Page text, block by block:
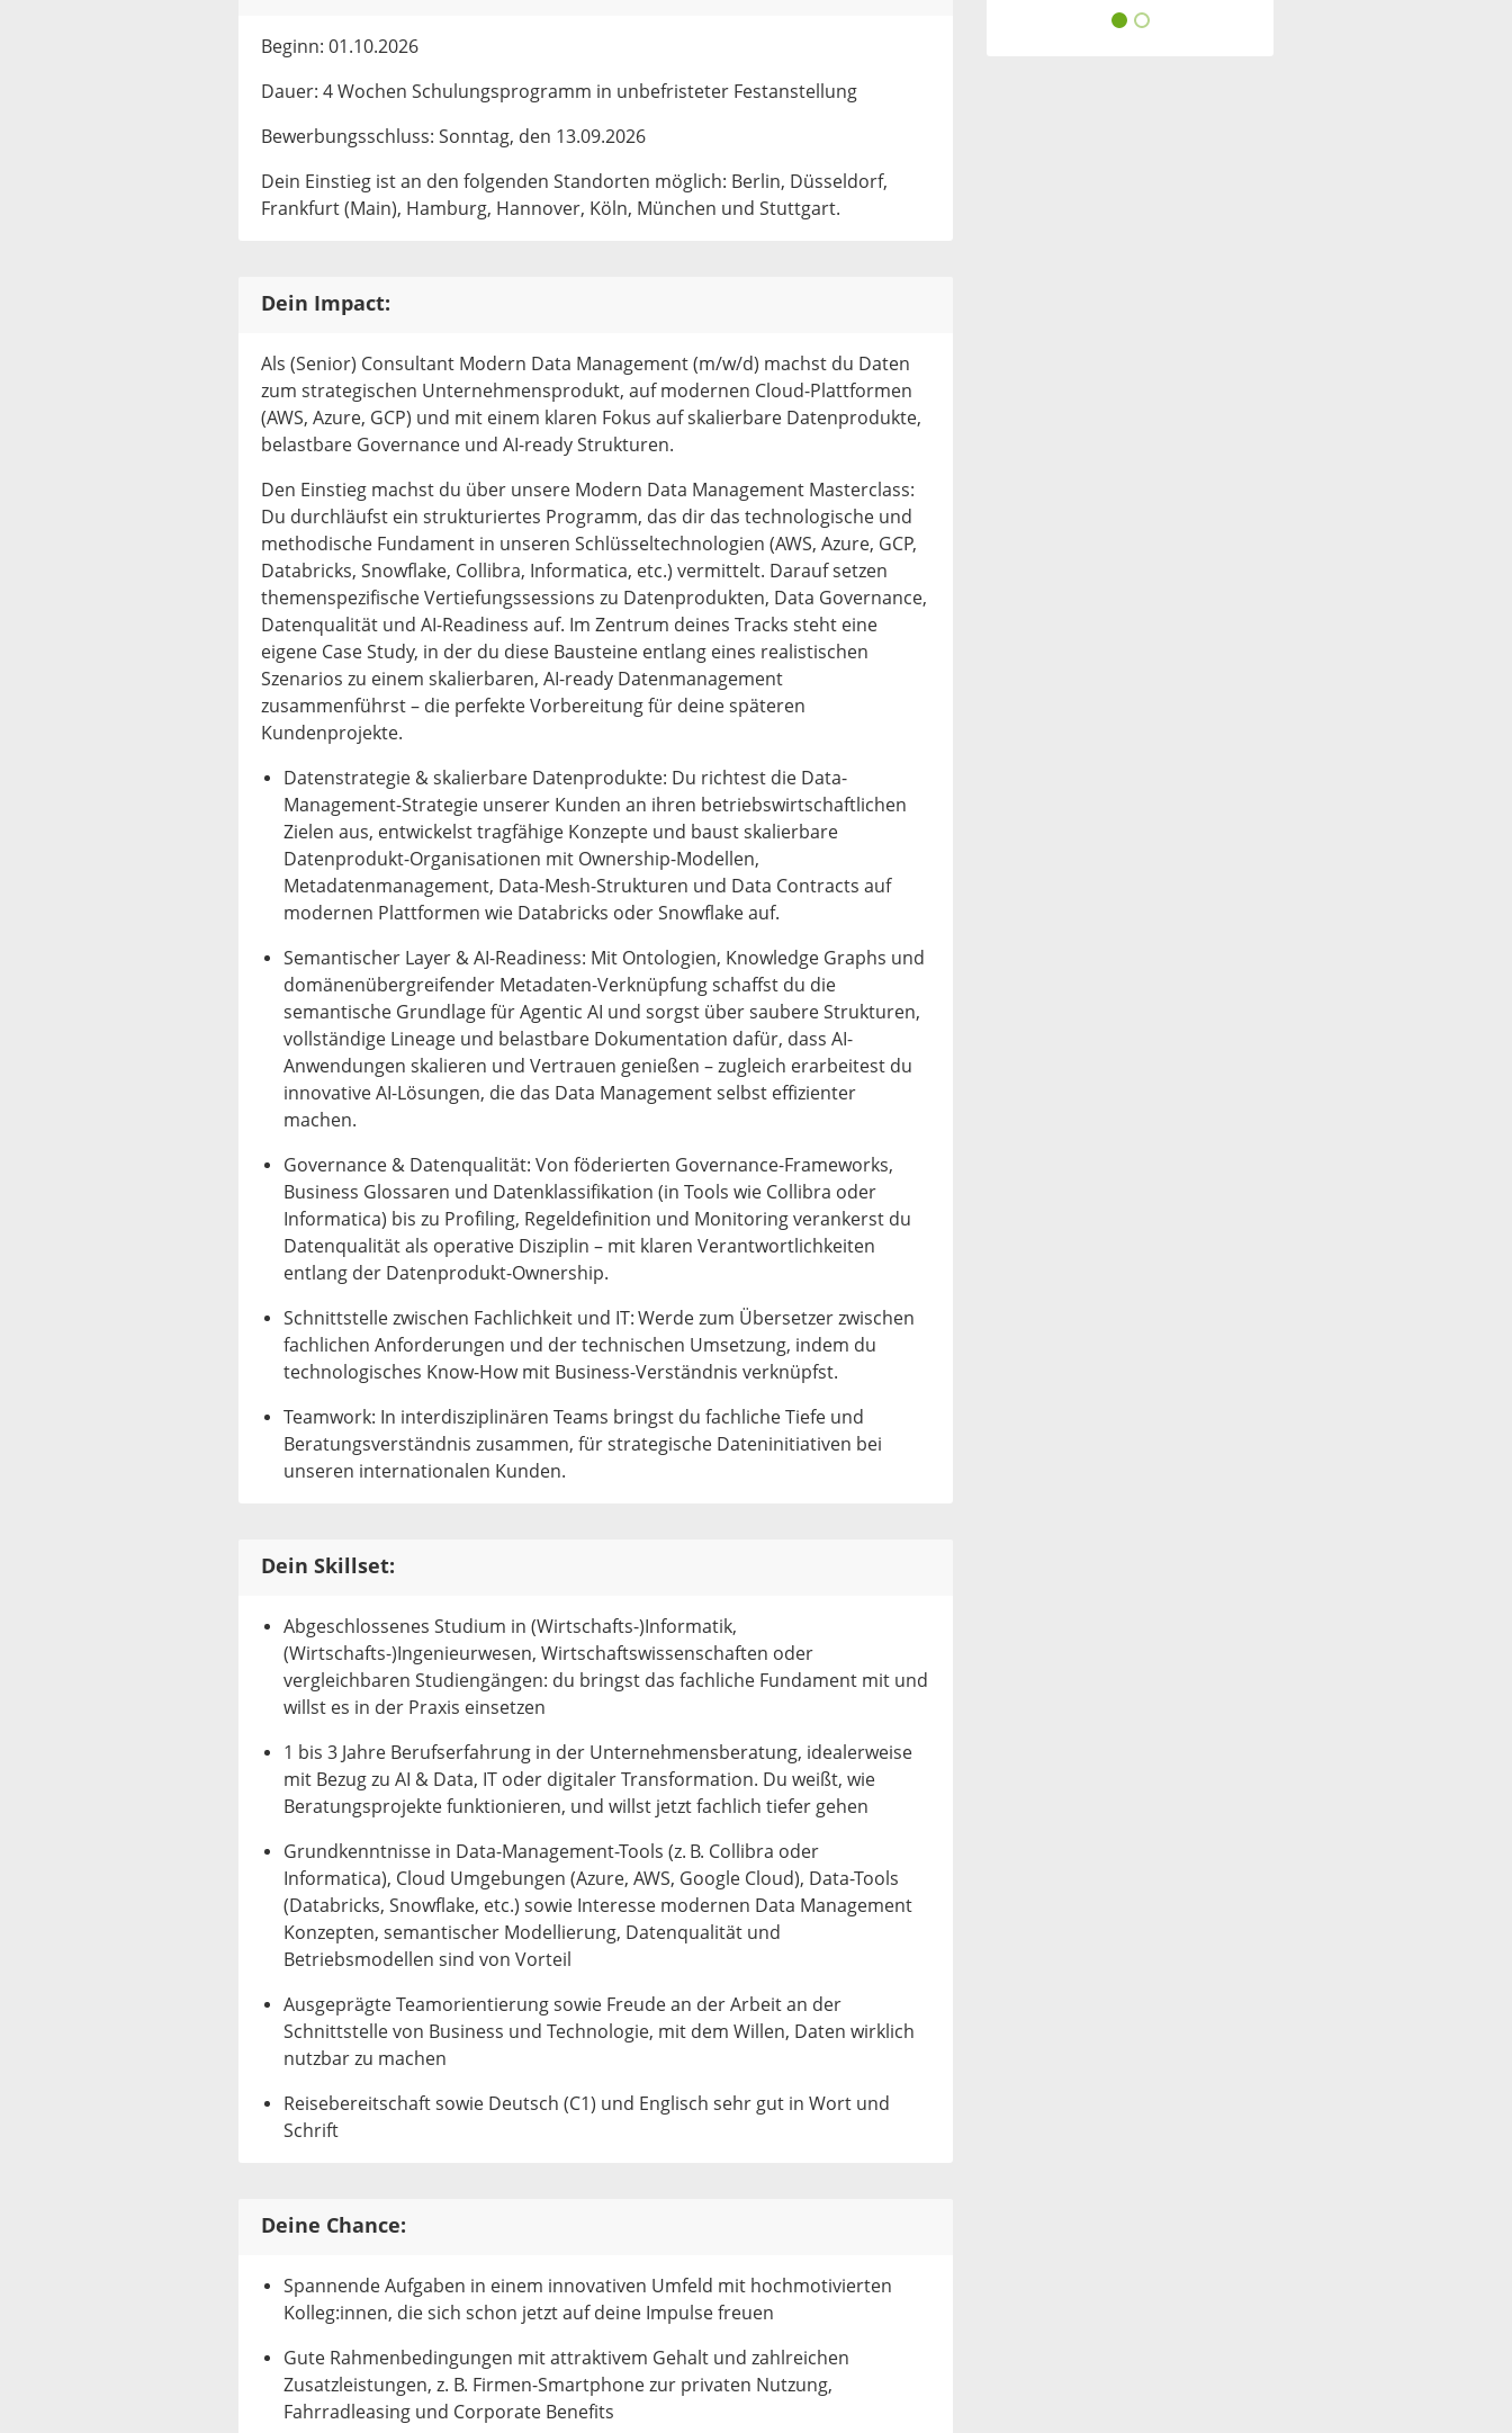
Beginn: 01.10.2026
Dauer: 4 Wochen Schulungsprogramm in unbefristeter Festanstellung
Bewerbungsschluss: Sonntag, den 13.09.2026
Dein Einstieg ist an den folgenden Standorten möglich: Berlin, Düsseldorf,
Frankfurt (Main), Hamburg, Hannover, Köln, München und Stuttgart.
Dein Impact:
Als (Senior) Consultant Modern Data Management (m/w/d) machst du Daten
zum strategischen Unternehmensprodukt, auf modernen Cloud-Plattformen
(AWS, Azure, GCP) und mit einem klaren Fokus auf skalierbare Datenprodukte,
belastbare Governance und AI-ready Strukturen.
Den Einstieg machst du über unsere Modern Data Management Masterclass:
Du durchläufst ein strukturiertes Programm, das dir das technologische und
methodische Fundament in unseren Schlüsseltechnologien (AWS, Azure, GCP,
Databricks, Snowflake, Collibra, Informatica, etc.) vermittelt. Darauf setzen
themenspezifische Vertiefungssessions zu Datenprodukten, Data Governance,
Datenqualität und AI-Readiness auf. Im Zentrum deines Tracks steht eine
eigene Case Study, in der du diese Bausteine entlang eines realistischen
Szenarios zu einem skalierbaren, AI-ready Datenmanagement
zusammenführst – die perfekte Vorbereitung für deine späteren
Kundenprojekte.
Datenstrategie & skalierbare Datenprodukte: Du richtest die Data-
Management-Strategie unserer Kunden an ihren betriebswirtschaftlichen
Zielen aus, entwickelst tragfähige Konzepte und baust skalierbare
Datenprodukt-Organisationen mit Ownership-Modellen,
Metadatenmanagement, Data-Mesh-Strukturen und Data Contracts auf
modernen Plattformen wie Databricks oder Snowflake auf.
Semantischer Layer & AI-Readiness: Mit Ontologien, Knowledge Graphs und
domänenübergreifender Metadaten-Verknüpfung schaffst du die
semantische Grundlage für Agentic AI und sorgst über saubere Strukturen,
vollständige Lineage und belastbare Dokumentation dafür, dass AI-
Anwendungen skalieren und Vertrauen genießen – zugleich erarbeitest du
innovative AI-Lösungen, die das Data Management selbst effizienter
machen.
Governance & Datenqualität: Von föderierten Governance-Frameworks,
Business Glossaren und Datenklassifikation (in Tools wie Collibra oder
Informatica) bis zu Profiling, Regeldefinition und Monitoring verankerst du
Datenqualität als operative Disziplin – mit klaren Verantwortlichkeiten
entlang der Datenprodukt-Ownership.
Schnittstelle zwischen Fachlichkeit und IT: Werde zum Übersetzer zwischen
fachlichen Anforderungen und der technischen Umsetzung, indem du
technologisches Know-How mit Business-Verständnis verknüpfst.
Teamwork: In interdisziplinären Teams bringst du fachliche Tiefe und
Beratungsverständnis zusammen, für strategische Dateninitiativen bei
unseren internationalen Kunden.
Dein Skillset:
Abgeschlossenes Studium in (Wirtschafts-)Informatik,
(Wirtschafts-)Ingenieurwesen, Wirtschaftswissenschaften oder
vergleichbaren Studiengängen: du bringst das fachliche Fundament mit und
willst es in der Praxis einsetzen
1 bis 3 Jahre Berufserfahrung in der Unternehmensberatung, idealerweise
mit Bezug zu AI & Data, IT oder digitaler Transformation. Du weißt, wie
Beratungsprojekte funktionieren, und willst jetzt fachlich tiefer gehen
Grundkenntnisse in Data-Management-Tools (z. B. Collibra oder
Informatica), Cloud Umgebungen (Azure, AWS, Google Cloud), Data-Tools
(Databricks, Snowflake, etc.) sowie Interesse modernen Data Management
Konzepten, semantischer Modellierung, Datenqualität und
Betriebsmodellen sind von Vorteil
Ausgeprägte Teamorientierung sowie Freude an der Arbeit an der
Schnittstelle von Business und Technologie, mit dem Willen, Daten wirklich
nutzbar zu machen
Reisebereitschaft sowie Deutsch (C1) und Englisch sehr gut in Wort und
Schrift
Deine Chance:
Spannende Aufgaben in einem innovativen Umfeld mit hochmotivierten
Kolleg:innen, die sich schon jetzt auf deine Impulse freuen
Gute Rahmenbedingungen mit attraktivem Gehalt und zahlreichen
Zusatzleistungen, z. B. Firmen-Smartphone zur privaten Nutzung,
Fahrradleasing und Corporate Benefits